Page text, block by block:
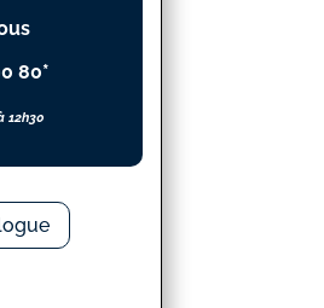
80*
12h30